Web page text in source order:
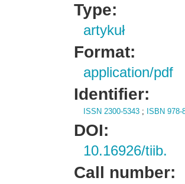
Type:
artykuł
Format:
application/pdf
Identifier:
ISSN 2300-5343 ; ISBN 978-
DOI:
10.16926/tiib.
Call number: